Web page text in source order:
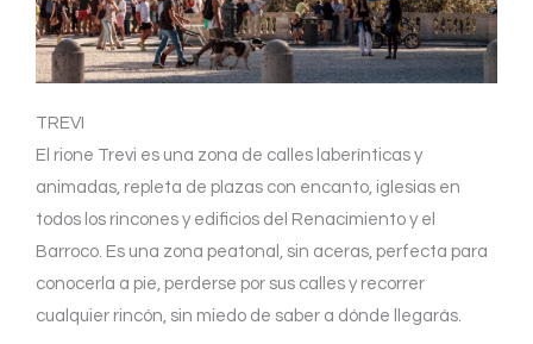
TREVI
El rione Trevi es una zona de calles laberínticas y
animadas, repleta de plazas con encanto, iglesias en
todos los rincones y edificios del Renacimiento y el
Barroco. Es una zona peatonal, sin aceras, perfecta para
conocerla a pie, perderse por sus calles y recorrer
cualquier rincón, sin miedo de saber a dónde llegarás.